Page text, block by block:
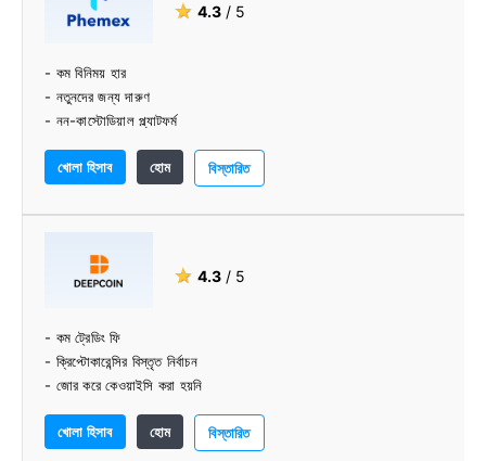
★ 4.3 / 5
- কম বিনিময় হার
- নতুনদের জন্য দারুণ
- নন-কাস্টোডিয়াল প্ল্যাটফর্ম
- চমৎকার গ্রাহক সমর্থন
খোলা হিসাব হোম বিস্তারিত
★ 4.3 / 5
- কম ট্রেডিং ফি
- ক্রিপ্টোকারেন্সির বিস্তৃত নির্বাচন
- জোর করে কেওয়াইসি করা হয়নি
- পেশাদার দল
খোলা হিসাব হোম বিস্তারিত